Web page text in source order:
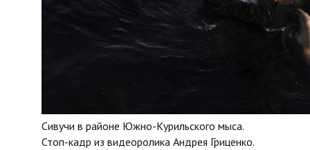
Сивучи в районе Южно-Курильского мыса.
Стоп-кадр из видеоролика Андрея Гриценко.